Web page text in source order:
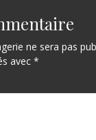
ne sera pas
avec *